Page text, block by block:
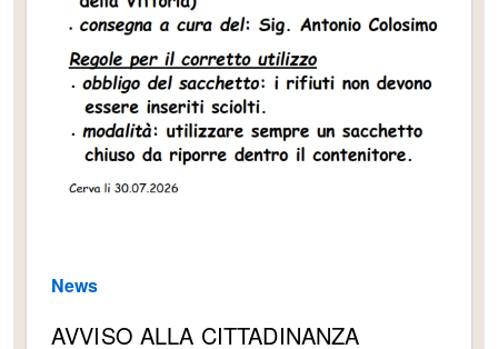
News
AVVISO ALLA CITTADINANZA